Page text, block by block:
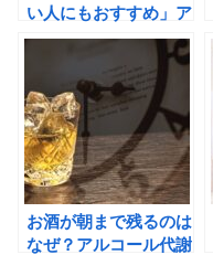
い人にもおすすめ」ア
ルコール代謝を高める
サプリメント『スパリ
お酒が朝まで残るのは
なぜ？アルコール代謝